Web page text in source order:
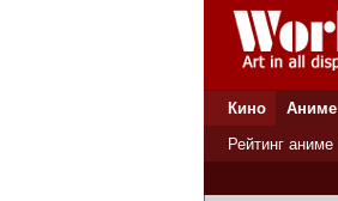
Кино Аниме
Рейтинг аниме